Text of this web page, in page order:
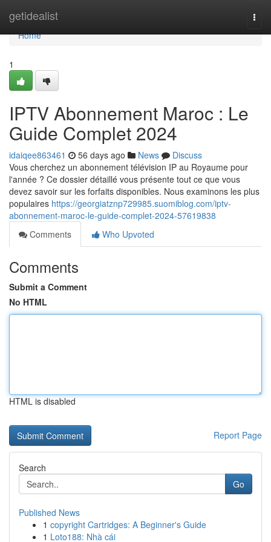
getidealist
Home
Home
1
IPTV Abonnement Maroc : Le
Guide Complet 2024
idaiqee863461 56 days ago News
Discuss
Vous cherchez un abonnement télévision IP au Royaume pour
l'année ? Ce dossier détaillé vous présente tout ce que vous
devez savoir sur les forfaits disponibles. Nous examinons les plus
populaires https://georgiatznp729985.suomiblog.com/iptv-
abonnement-maroc-le-guide-complet-2024-57619838
Comments
Who Upvoted
Comments
Submit a Comment
No HTML
HTML is disabled
Report Page
Search
Go
Published News
1 copyright Cartridges: A Beginner's Guide
1 Loto188: Nhà cái